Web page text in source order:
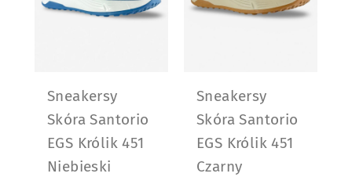
Sneakersy
Skóra Santorio
EGS Królik 451
Niebieski
Sneakersy
Skóra Santorio
EGS Królik 451
Czarny